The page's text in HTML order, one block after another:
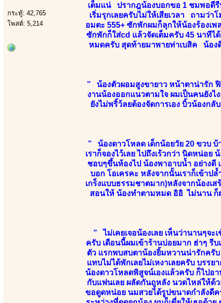
กระทู้: 42,765
โพสต์: 5,214
เต็มแน่ ปรากฎน้องบอกขอ 1 ชมพอดี
เริ่มรุกเลยครับไม่ให้เสียเวลา ถามว่
อมตะ 555+ ซักพักผมก็ลุกให้น้องร้องเ
ซักพักก็ใส่cd แล้วจัดเต็มครับ 45 นาที
หมดครับ สุดท้ายมาพายท่าเบสิค น้อ
” น้องตัวผอมสูงขายาว หน้าตาน่ารัก
งานน้องออกแนวตามใจ ผมเป็นคนยังไ
ยังไม่พริ้ว้ลยต้องจัดการเอง บิ้วน้องก
” น้องดาวโหลด เด็กน้อยวัย 20 ขวบ บ้
เราก็จองไว้เลย ไปถึงเร้วกว่า นิดหน่อ
ชอบๆขึ้นห้องไป น้องพาอาบน้ำ อย่างดี
บอก โอเครคะ หลังจากนั้นเราก็เข้าป
เกร็งแบบธรรมชาตมาก)หลังจากน้องเ
สอนให้ น้องทำตามหมด อิอิ ไม่นาน ก็
” ไม่เคยเจอน้องเลย เห็นว่านานๆจ
ครับ เดือนนี้ผมเข้าร้านบ่อยมาก ฮ่าๆ รีบ
ตัว แรกพบสบตาน้องยิ้มหวานน่ารักครั
แทบไม่ได้พักเลยไม่เหงาเลยครับ บรร
น้องดาวโหลดพิสูจน์เองแล้วครับ ก็ไปอ
กับแฟนเลย ผลัดกันถูหลัง นวดไหล่ให้ด้ว
ขอดูดหน่อย นมสวยได้รูปขนาดกำลังดีค